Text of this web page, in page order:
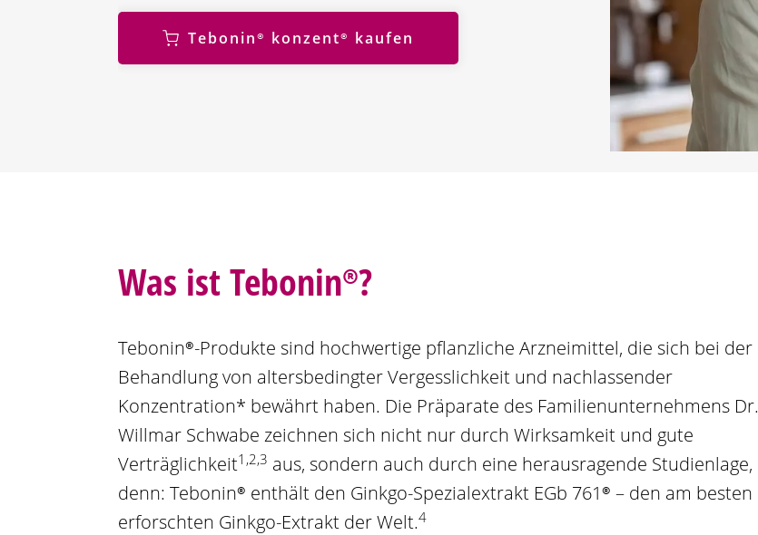
Tebonin® konzent® kaufen
Was istTebonin®?
Tebonin®-Produkte sind hochwertige pflanzliche Arzneimittel, die sich bei der
Behandlung von altersbedingter Vergesslichkeit und nachlassender
Konzentration* bewährt haben. Die Präparate des Familienunternehmens Dr.
Willmar Schwabe zeichnen sich nicht nur durch Wirksamkeit und gute
Verträglichkeit1,2,3 aus, sondern auch durch eine herausragende Studienlage,
denn: Tebonin® enthält den Ginkgo-Spezialextrakt EGb 761® – den am besten
erforschten Ginkgo-Extrakt der Welt.4